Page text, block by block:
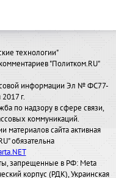
технологии"
"Политком.RU"
информации Эл № ФС77-
г.
по надзору в сфере связи,
коммуникаций.
материалов сайта активная
обязательна
запрещенные в РФ: Meta
корпус (РДК), Украинская